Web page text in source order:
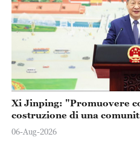
Xi Jinping: "Promuovere
costruzione di una
condiviso"
06-Aug-2026